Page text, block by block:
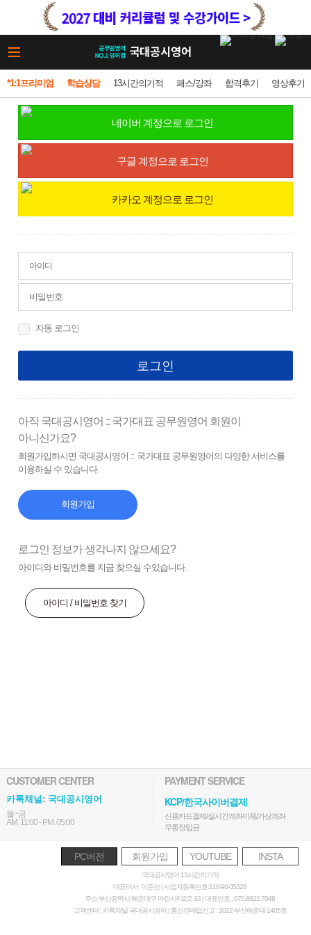
*1:1프리미엄 학습상담 13시간의기적 패스/강좌 합격후기 영상후기
네이버 계정으로 로그인
구글 계정으로 로그인
카카오 계정으로 로그인
자동 로그인
로그인
아직 국대공시영어 :: 국가대표 공무원영어 회원이
아니신가요?
회원가입하시면 국대공시영어 :: 국가대표 공무원영어의 다양한 서비스를
이용하실 수 있습니다.
회원가입
로그인 정보가 생각나지 않으세요?
아이디와 비밀번호를 지금 찾으실 수있습니다.
아이디 / 비밀번호 찾기
CUSTOMER CENTER
카톡채널: 국대공시영어
월~금
AM. 11:00 - PM. 05:00
PAYMENT SERVICE
KCP/한국사이버결제
신용카드결제/실시간계좌이체/가상계좌
무통장입금
PC버전 회원가입 YOUTUBE INSTA
국대공시영어 13시간의기적
대표이사: 이준선 | 사업자등록번호:118-96-05328
주소:부산광역시 해운대구 마린시티2로 33 | 대표번호 : 070.8822.7048
고객센터 : 카톡채널 국대공시영어 | 통신판매업신고 : 2022-부산해운대-1405호